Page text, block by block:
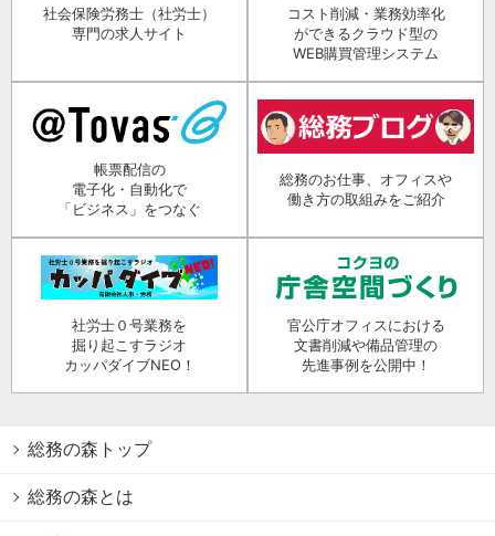
社会保険労務士（社労士）
専門の求人サイト
コスト削減・業務効率化
ができるクラウド型の
WEB購買管理システム
帳票配信の
電子化・自動化で
「ビジネス」をつなぐ
総務のお仕事、オフィスや
働き方の取組みをご紹介
社労士０号業務を
掘り起こすラジオ
カッパダイブNEO！
官公庁オフィスにおける
文書削減や備品管理の
先進事例を公開中！
総務の森トップ
総務の森とは